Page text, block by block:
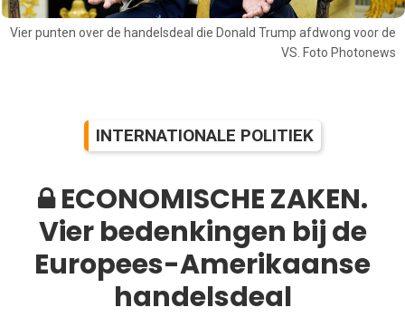
Vier punten over de handelsdeal die Donald Trump afdwong voor de
VS. Foto Photonews
INTERNATIONALE POLITIEK
ECONOMISCHE ZAKEN.
Vier bedenkingen bij de
Europees-Amerikaanse
handelsdeal